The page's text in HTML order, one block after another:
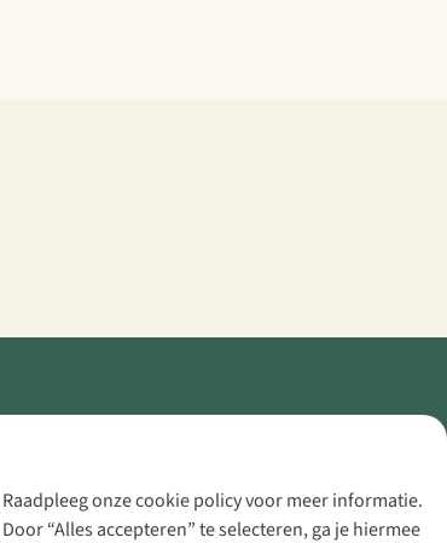
onze cookie policy voor meer informatie.
“Alles accepteren” te selecteren, ga je hiermee